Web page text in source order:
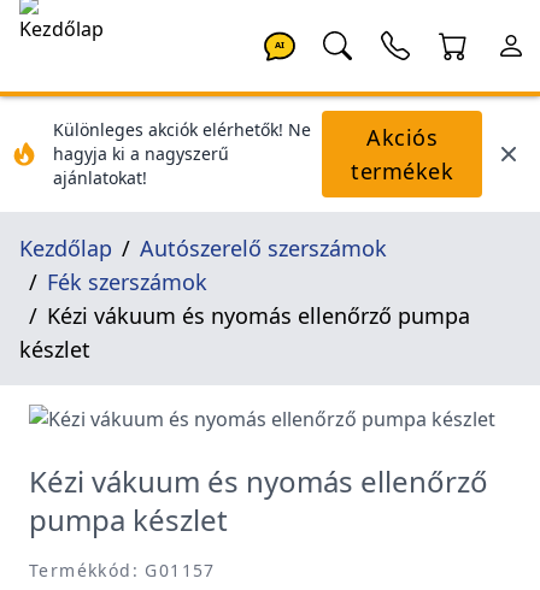
AI
Különleges akciók elérhetők! Ne
hagyja ki a nagyszerű
ajánlatokat!
Akciós
termékek
Kezdőlap
Autószerelő szerszámok
Fék szerszámok
Kézi vákuum és nyomás ellenőrző pumpa
készlet
Kézi vákuum és nyomás ellenőrző
pumpa készlet
Termékkód: G01157